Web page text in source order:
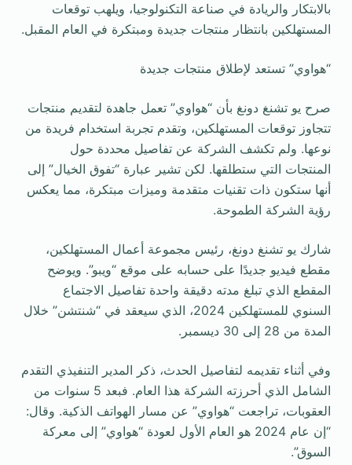
بالابتكار والريادة في صناعة التكنولوجيا، ويلهب توقعات
المستهلكين بانتظار منتجات جديدة ومبتكرة في العام المقبل.
“هواوي” تستعد لإطلاق منتجات جديدة
صرح يو تشنغ دونغ بأن “هواوي” تعمل جاهدة لتقديم منتجات
تتجاوز توقعات المستهلكين، وتقدم تجربة استخدام فريدة من
نوعها. ولم تكشف الشركة عن تفاصيل محددة حول
المنتجات التي ستطلقها. لكن تشير عبارة “تفوق الخيال” إلى
أنها ستكون ذات تقنيات متقدمة وميزات مبتكرة، مما يعكس
رؤية الشركة الطموحة.
شارك يو تشنغ دونغ، رئيس مجموعة أعمال المستهلكين،
مقطع فيديو جديدًا على حسابه على موقع “ويبو”. ويوضح
المقطع الذي تبلغ مدته دقيقة واحدة تفاصيل الاجتماع
السنوي للمستهلكين 2024، الذي سيعقد في “شنتشن” خلال
المدة من 28 إلى 30 ديسمبر.
وفي أثناء تقديمه لتفاصيل الحدث، ذكر المدير التنفيذي التقدم
الشامل الذي أحرزته الشركة هذا العام. فبعد 5 سنوات من
العقوبات، تراجعت “هواوي” عن مسار الهواتف الذكية. وقال:
“إن عام 2024 هو العام الأول لعودة “هواوي” إلى معركة
السوق”.